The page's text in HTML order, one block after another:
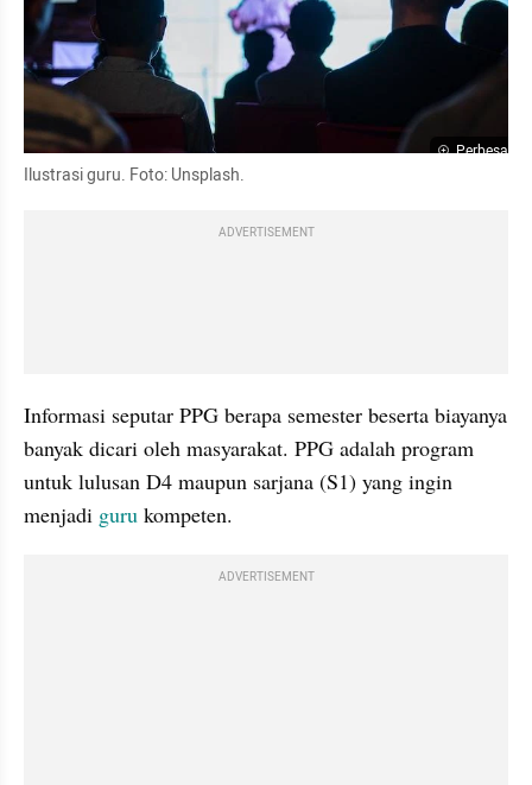
Perbesar
Ilustrasi guru. Foto: Unsplash.
ADVERTISEMENT
Informasi seputar PPG berapa semester beserta biayanya
banyak dicari oleh masyarakat. PPG adalah program
untuk lulusan D4 maupun sarjana (S1) yang ingin
menjadi guru kompeten.
ADVERTISEMENT